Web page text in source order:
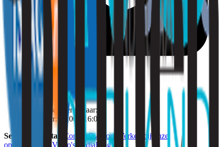
info@strooming.nl
Telefonisch bereikbaar:
Ma t/m vr: 09:00 - 16:00
Service & contact
ContactOver ons Werken bijOnze
opdrachtgeversVideo's MediaBlog